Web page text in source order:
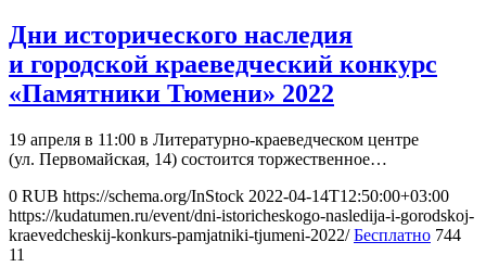
Дни исторического наследия
и городской краеведческий конкурс
«Памятники Тюмени» 2022
19 апреля в 11:00 в Литературно-краеведческом центре
(ул. Первомайская, 14) состоится торжественное…
0 RUB https://schema.org/InStock 2022-04-14T12:50:00+03:00
https://kudatumen.ru/event/dni-istoricheskogo-nasledija-i-gorodskoj-
kraevedcheskij-konkurs-pamjatniki-tjumeni-2022/ Бесплатно 744
11